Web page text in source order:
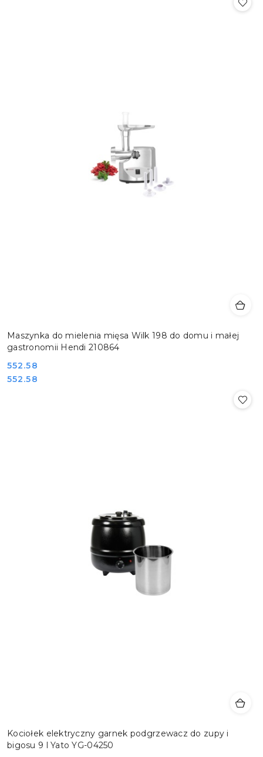
Maszynka do mielenia mięsa Wilk 198 do domu i małej
gastronomii Hendi 210864
Cena:
552.58
Cena:
552.58
Kociołek elektryczny garnek podgrzewacz do zupy i
bigosu 9 l Yato YG-04250